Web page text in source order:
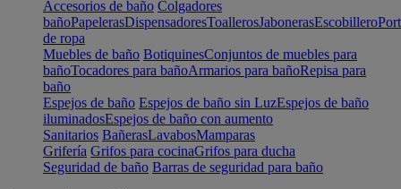
Accesorios de baño Colgadores
bañoPapelerasDispensadoresToallerosJabonerasEscobillero
de ropa
Muebles de baño BotiquinesConjuntos de muebles para
bañoTocadores para bañoArmarios para bañoRepisa para
baño
Espejos de baño Espejos de baño sin LuzEspejos de baño
iluminadosEspejos de baño con aumento
Sanitarios BañerasLavabosMamparas
Grifería Grifos para cocinaGrifos para ducha
Seguridad de baño Barras de seguridad para baño